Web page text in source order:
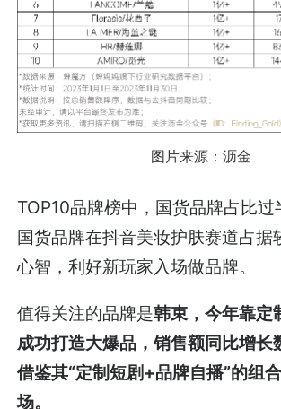
图片来源：沥金
TOP10品牌榜中，国货品牌占比
国货品牌在抖音美妆护肤赛道占据
心智，利好新玩家入场做品牌。
值得关注的品牌是韩束，今年靠定
成功打造大爆品，销售额同比增长
借鉴其“定制短剧+品牌自播”的组
场。